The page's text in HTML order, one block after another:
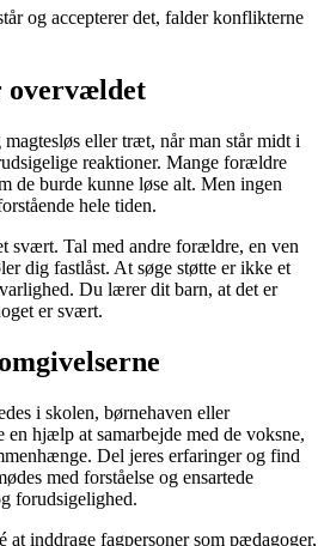
og accepterer det, falder konflikterne
overvældet
eller træt, når man står midt i
reaktioner. Mange forældre
de burde kunne løse alt. Men ingen
hele tiden.
svært. Tal med andre forældre, en ven
dig fastlåst. At søge støtte er ikke et
Du lærer dit barn, at det er
er svært.
i skolen, børnehaven eller
hjælp at samarbejde med de voksne,
Del jeres erfaringer og find
med forståelse og ensartede
forudsigelighed.
inddrage fagpersoner som pædagoger,